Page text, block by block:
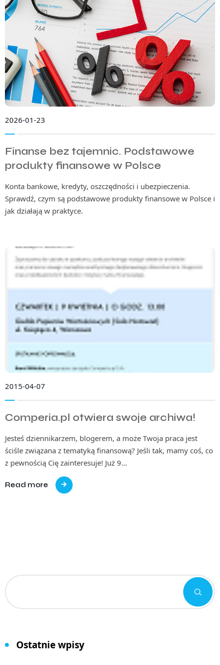
2026-01-23
Finanse bez tajemnic. Podstawowe
produkty finansowe w Polsce
Konta bankowe, kredyty, oszczędności i ubezpieczenia.
Sprawdź, czym są podstawowe produkty finansowe w Polsce i
jak działają w praktyce.
2015-04-07
Comperia.pl otwiera swoje archiwa!
Jesteś dziennikarzem, blogerem, a może Twoja praca jest
ściśle związana z tematyką finansową? Jeśli tak, mamy coś, co
z pewnością Cię zainteresuje! Już 9…
Read more
Ostatnie wpisy